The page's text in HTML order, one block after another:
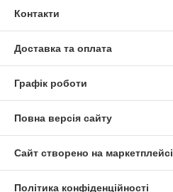
Контакти
Доставка та оплата
Графік роботи
Повна версія сайту
Сайт створено на маркетплейсі
Політика конфіденційності